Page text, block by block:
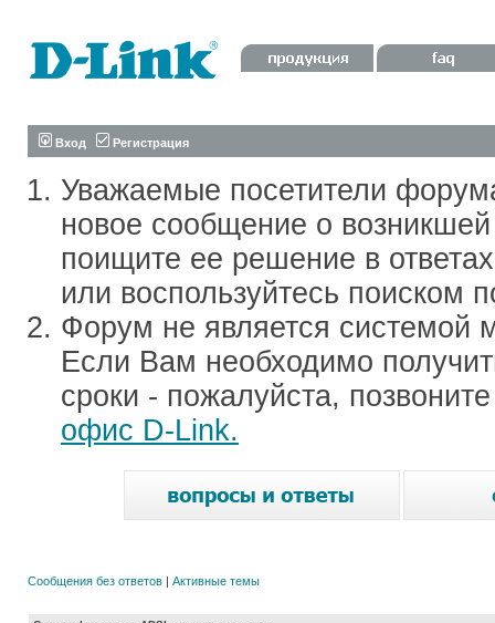
Вход Регистрация
Уважаемые посетители
новое сообщение о
поищите ее решение в
или воспользуйтесь поиском
Форум не является системой
Если Вам необходимо
сроки - пожалуйста,
офис D-Link.
Сообщения без ответов | Активные темы